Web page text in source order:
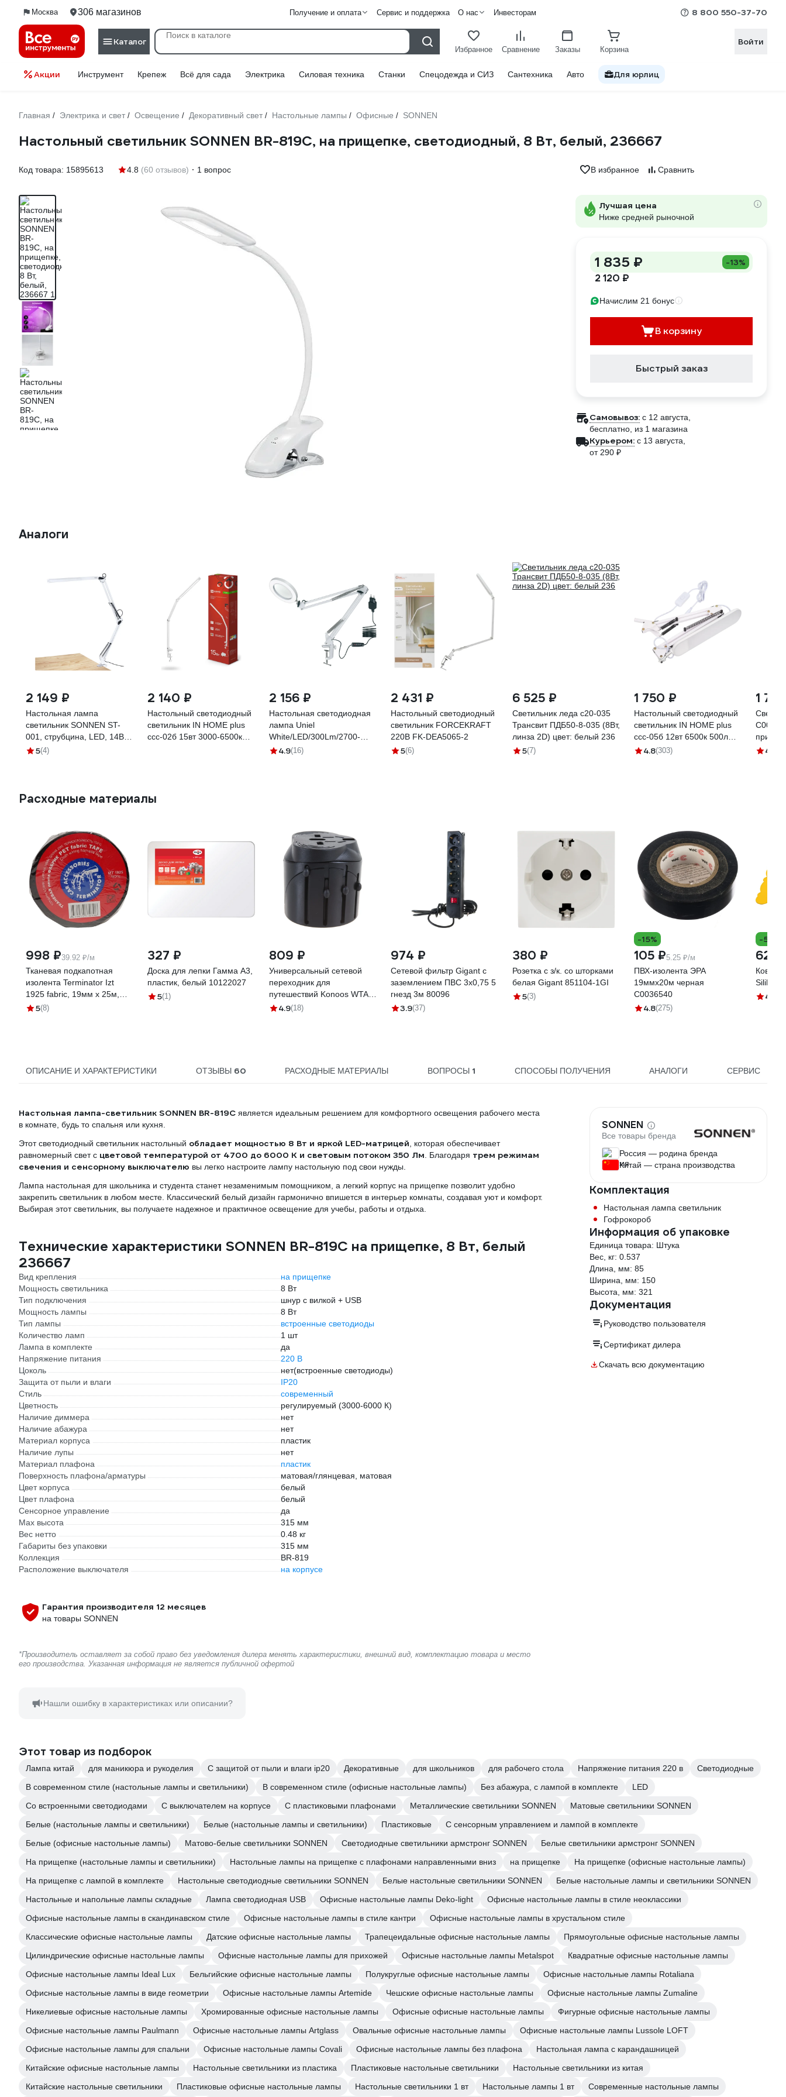
Москва 306 магазинов Получение и оплата Сервис и поддержка О нас Инвесторам 8 800 550-37-70
Каталог
Избранное Сравнение Заказы Корзина
Войти
Акции Инструмент Крепеж Всё для сада Электрика Силовая техника Станки Спецодежда и СИЗ Сантехника Авто Для юрлиц
Главная / Электрика и свет / Освещение / Декоративный свет / Настольные лампы / Офисные / SONNEN
Настольный светильник SONNEN BR-819C, на прищепке, светодиодный, 8 Вт, белый, 236667
Код товара: 15895613 4.8 (60 отзывов) 1 вопрос В избранное Сравнить
Лучшая цена
Ниже средней рыночной
1 835 ₽ -13%
2 120 ₽
Начислим 21 бонус
В корзину
Быстрый заказ
Самовывоз: c 12 августа,
бесплатно , из 1 магазина
Курьером: c 13 августа,
от 290 ₽
Аналоги
2 149 ₽
Настольная лампа
светильник SONNEN ST-
001, струбцина, LED, 14Вт,
метал. корпус, 70см,
5(4)
2 140 ₽
Настольный светодиодный
светильник IN HOME plus
ссc-02б 15вт 3000-6500к
2 156 ₽
Настольная светодиодная
лампа Uniel
White/LED/300Lm/2700-
5500K/Dimmer/X5 TLD-568
4.9(16)
2 431 ₽
Настольный светодиодный
светильник FORCEKRAFT
220В FK-DEA5065-2
5(6)
6 525 ₽
Светильник леда с20-035
Трансвит ПДБ50-8-035 (8Вт,
линза 2D) цвет: белый 236
5(7)
1 750 ₽
Настольный светодиодный
светильник IN HOME plus
ссc-05б 12вт 6500к 500лм,
usb, с адаптером, на
4.8(303)
1
C004-
61036
4.5
Расходные материалы
998 ₽39.92 ₽/м
Тканевая подкапотная
изолента Terminator Izt
1925 fabric, 19мм х 25м,
толщина 0,25мм 2000832
5(8)
327 ₽
Доска для лепки Гамма А3,
пластик, белый 10122027
5(1)
809 ₽
Универсальный сетевой
переходник для
путешествий Konoos WTA-1
вилки/розетки EUUSRU
4.9(18)
974 ₽
Сетевой фильтр Gigant с
заземлением ПВС 3x0,75 5
гнезд 3м 80096
3.9(37)
380 ₽
Розетка с з/к. со шторками
белая Gigant 851104-1GI
5(3)
-15%
105 ₽5.25 ₽/м
ПВХ-изолента ЭРА
19ммх20м черная
C0036540
4.8(275)
-5%
629
Коврик
4.7
ОПИСАНИЕ И ХАРАКТЕРИСТИКИ ОТЗЫВЫ 60 РАСХОДНЫЕ МАТЕРИАЛЫ ВОПРОСЫ 1 СПОСОБЫ ПОЛУЧЕНИЯ АНАЛОГИ СЕРВИС
Настольная лампа-светильник SONNEN BR-819C является идеальным решением для комфортного освещения рабочего места
в комнате, будь то спальня или кухня.
Этот светодиодный светильник настольный обладает мощностью 8 Вт и яркой LED-матрицей , которая обеспечивает
равномерный свет с цветовой температурой от 4700 до 6000 K и световым потоком 350 Лм . Благодаря трем режимам
свечения и сенсорному выключателю вы легко настроите лампу настольную под свои нужды.
Лампа настольная для школьника и студента станет незаменимым помощником, а легкий корпус на прищепке позволит удобно
закрепить светильник в любом месте. Классический белый дизайн гармонично впишется в интерьер комнаты, создавая уют и комфорт.
Выбирая этот светильник, вы получаете надежное и практичное освещение для учебы, работы и отдыха.
Технические характеристики SONNEN BR-819C на прищепке, 8 Вт, белый
236667
Вид крепления
на прищепке
Мощность светильника
8 Вт
Тип подключения
шнур с вилкой + USB
Мощность лампы
8 Вт
Тип лампы
встроенные светодиоды
Количество ламп
1 шт
Лампа в комплекте
да
Напряжение питания
220 В
Цоколь
нет(встроенные светодиоды)
Защита от пыли и влаги
IP20
Стиль
современный
Цветность
регулируемый (3000-6000 К)
Наличие диммера
нет
Наличие абажура
нет
Материал корпуса
пластик
Наличие лупы
нет
Материал плафона
пластик
Поверхность плафона/арматуры
матовая/глянцевая, матовая
Цвет корпуса
белый
Цвет плафона
белый
Сенсорное управление
да
Max высота
315 мм
Вес нетто
0.48 кг
Габариты без упаковки
315 мм
Коллекция
BR-819
Расположение выключателя
на корпусе
Гарантия производителя 12 месяцев
на товары SONNEN
*Производитель оставляет за собой право без уведомления дилера менять характеристики, внешний вид, комплектацию товара и место
его производства. Указанная информация не является публичной офертой
Нашли ошибку в характеристиках или описании?
SONNEN
Все товары бренда
Россия — родина бренда
Китай — страна производства
Комплектация
Настольная лампа светильник
Гофрокороб
Информация об упаковке
Единица товара: Штука
Вес, кг: 0.537
Длина, мм: 85
Ширина, мм: 150
Высота, мм: 321
Документация
Руководство пользователя
Сертификат дилера
Скачать всю документацию
Этот товар из подборок
Лампа китай для маникюра и рукоделия С защитой от пыли и влаги ip20 Декоративные для школьников для рабочего стола Напряжение питания 220 в
Светодиодные
В современном стиле (настольные лампы и светильники)
В современном стиле (офисные настольные лампы) Без абажура, с лампой в комплекте
LED
Со встроенными светодиодами
С выключателем на корпусе С пластиковыми плафонами Металлические светильники SONNEN
Матовые светильники SONNEN
Белые (настольные лампы и светильники)
Белые (настольные лампы и светильники) Пластиковые
С сенсорным управлением и лампой в комплекте
Белые (офисные настольные лампы)
Матово-белые светильники SONNEN Светодиодные светильники армстронг SONNEN
Белые светильники армстронг SONNEN
На прищепке (настольные лампы и светильники)
Настольные лампы на прищепке с плафонами направленными вниз на прищепке
На прищепке (офисные настольные лампы)
На прищепке с лампой в комплекте
Настольные светодиодные светильники SONNEN Белые настольные светильники SONNEN
Белые настольные лампы и светильники SONNEN
Настольные и напольные лампы складные
Лампа светодиодная USB Офисные настольные лампы Deko-light
Офисные настольные лампы в стиле неоклассики
Офисные настольные лампы в скандинавском стиле
Офисные настольные лампы в стиле кантри
Офисные настольные лампы в хрустальном стиле
Классические офисные настольные лампы
Датские офисные настольные лампы Трапецеидальные офисные настольные лампы
Прямоугольные офисные настольные лампы
Цилиндрические офисные настольные лампы
Офисные настольные лампы для прихожей Офисные настольные лампы Metalspot
Квадратные офисные настольные лампы
Офисные настольные лампы Ideal Lux
Бельгийские офисные настольные лампы Полукруглые офисные настольные лампы
Офисные настольные лампы Rotaliana
Офисные настольные лампы в виде геометрии
Офисные настольные лампы Artemide Чешские офисные настольные лампы
Офисные настольные лампы Zumaline
Никелиевые офисные настольные лампы
Хромированные офисные настольные лампы Офисные офисные настольные лампы
Фигурные офисные настольные лампы
Офисные настольные лампы Paulmann
Офисные настольные лампы Artglass Овальные офисные настольные лампы
Офисные настольные лампы Lussole LOFT
Офисные настольные лампы для спальни
Офисные настольные лампы Covali Офисные настольные лампы без плафона
Настольная лампа с карандашницей
Китайские офисные настольные лампы
Настольные светильники из пластика Пластиковые настольные светильники
Настольные светильники из китая
Китайские настольные светильники
Пластиковые офисные настольные лампы Настольные светильники 1 вт Настольные лампы 1 вт Современные настольные лампы